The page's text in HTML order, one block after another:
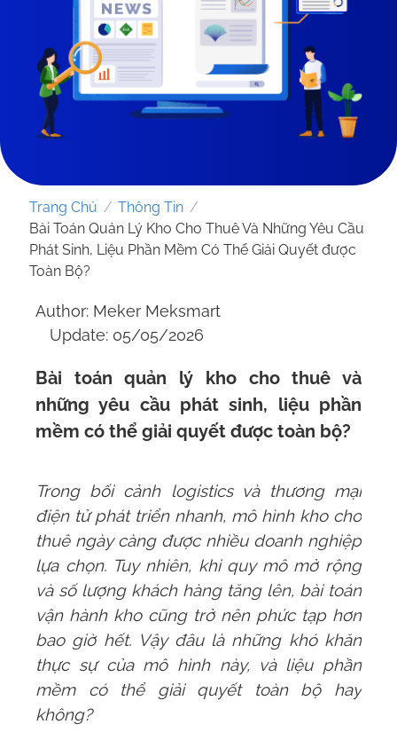
Trang Chủ / Thông Tin /
Bài Toán Quản Lý Kho Cho Thuê Và Những Yêu Cầu
Phát Sinh, Liệu Phần Mềm Có Thể Giải Quyết được
Toàn Bộ?
Author: Meker Meksmart
Update: 05/05/2026
Bài toán quản lý kho cho thuê và
những yêu cầu phát sinh, liệu phần
mềm có thể giải quyết được toàn bộ?
Trong bối cảnh logistics và thương mại
điện tử phát triển nhanh, mô hình kho cho
thuê ngày càng được nhiều doanh nghiệp
lựa chọn. Tuy nhiên, khi quy mô mở rộng
và số lượng khách hàng tăng lên, bài toán
vận hành kho cũng trở nên phức tạp hơn
bao giờ hết. Vậy đâu là những khó khăn
thực sự của mô hình này, và liệu phần
mềm có thể giải quyết toàn bộ hay
không?
GỬI YÊU CẦU